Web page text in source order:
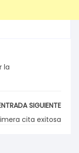
la
SIGUIENTE
cita exitosa